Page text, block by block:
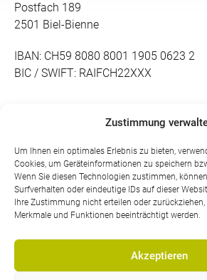
Zustimmung
Um Ihnen ein optimales Erlebnis zu bieten,
Cookies, um Geräteinformationen zu speichern
Wenn Sie diesen Technologien zustimmen,
Surfverhalten oder eindeutige IDs auf dieser
Ihre Zustimmung nicht erteilen oder
Merkmale und Funktionen beeinträchtigt werden.
Akzeptieren
Postfach 189
2501 Biel-Bienne
IBAN: CH59 8080 8001 1905 0623 2
BIC / SWIFT: RAIFCH22XXX
Telefon Weiterbildung:
032 328 30 75
Telefon Grundbildung: